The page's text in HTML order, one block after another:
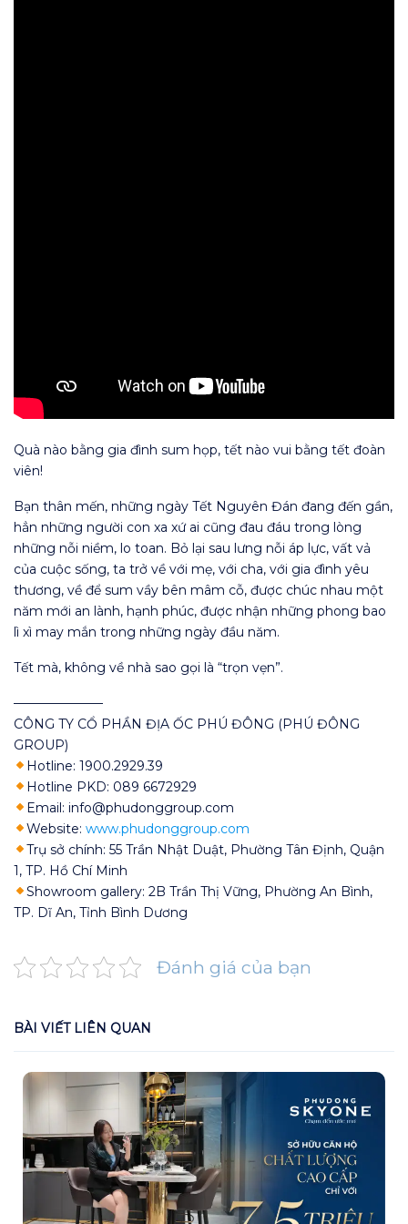
Quà nào bằng gia đình sum họp, tết nào vui bằng tết đoàn
viên!
Bạn thân mến, những ngày Tết Nguyên Đán đang đến gần,
hẳn những người con xa xứ ai cũng đau đáu trong lòng
những nỗi niềm, lo toan. Bỏ lại sau lưng nỗi áp lực, vất vả
của cuộc sống, ta trở về với mẹ, với cha, với gia đình yêu
thương, về để sum vầy bên mâm cỗ, được chúc nhau một
năm mới an lành, hạnh phúc, được nhận những phong bao
lì xì may mắn trong những ngày đầu năm.
Tết mà, không về nhà sao gọi là “trọn vẹn”.
———————
CÔNG TY CỔ PHẦN ĐỊA ỐC PHÚ ĐÔNG (PHÚ ĐÔNG
GROUP)
Hotline: 1900.2929.39
Hotline PKD: 089 6672929
Email: info@phudonggroup.com
Website: www.phudonggroup.com
Trụ sở chính: 55 Trần Nhật Duật, Phường Tân Định, Quận
1, TP. Hồ Chí Minh
Showroom gallery: 2B Trần Thị Vững, Phường An Bình,
TP. Dĩ An, Tỉnh Bình Dương
Đánh giá của bạn
BÀI VIẾT LIÊN QUAN